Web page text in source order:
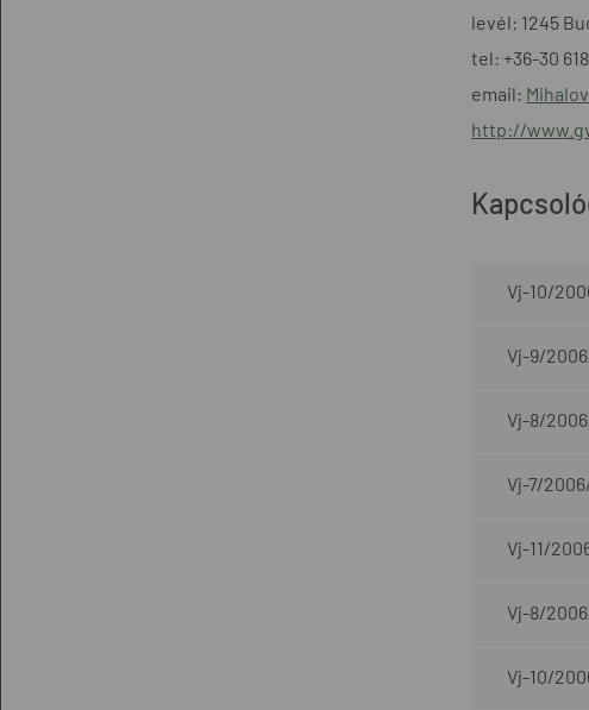
levél: 1245
tel: +36-30
email:
http://
Vj-10/
Vj-9/
Vj-8/
Vj-7/
Vj-11/
Vj-8/
Vj-10/